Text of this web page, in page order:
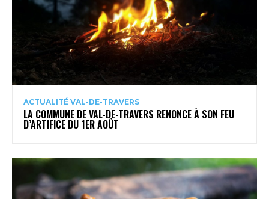
ACTUALITÉ VAL-DE-TRAVERS
LA COMMUNE DE VAL-DE-TRAVERS RENONCE À SON FEU
D’ARTIFICE DU 1ER AOÛT